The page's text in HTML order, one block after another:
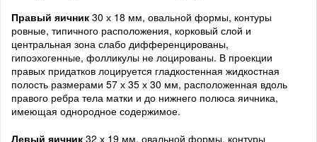
Правый яичник 30 х 18 мм, овальной формы, контуры
ровные, типичного расположения, корковый слой и
центральная зона слабо дифференцированы,
гипоэхогенные, фолликулы не лоцированы. В проекции
правых придатков лоцируется гладкостенная жидкостная
полость размерами 57 х 35 х 30 мм, расположенная вдоль
правого ребра тела матки и до нижнего полюса яичника,
имеющая однородное содержимое.
Левый яичник 32 х 19 мм, овальной формы, контуры